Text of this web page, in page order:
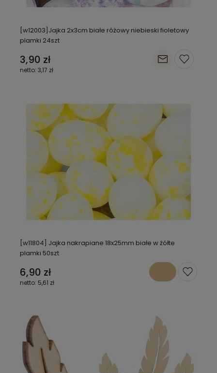
[w12003]Jajka 2x3cm białe różowy niebieski fioletowy
plamki 24szt
3,90 zł
3,17 zł
[w11804] Jajka nakrapiane 18x25mm białe w żółte
plamki 50szt
6,90 zł
5,61 zł